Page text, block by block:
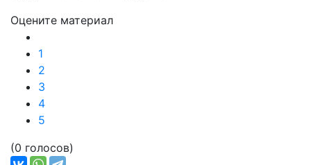
Оцените материал
1
2
3
4
5
(0 голосов)